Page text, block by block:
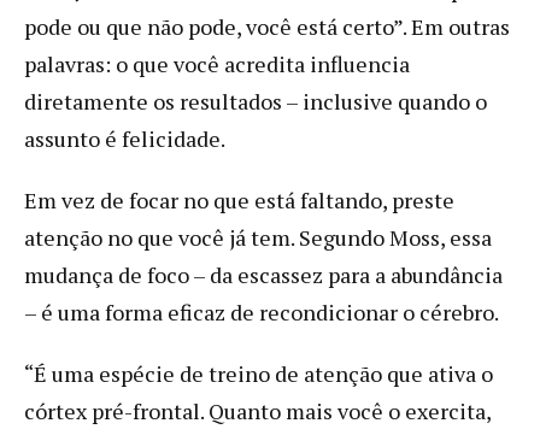
pode ou que não pode, você está certo”. Em outras
palavras: o que você acredita influencia
diretamente os resultados – inclusive quando o
assunto é felicidade.
Em vez de focar no que está faltando, preste
atenção no que você já tem. Segundo Moss, essa
mudança de foco – da escassez para a abundância
– é uma forma eficaz de recondicionar o cérebro.
“É uma espécie de treino de atenção que ativa o
córtex pré-frontal. Quanto mais você o exercita,